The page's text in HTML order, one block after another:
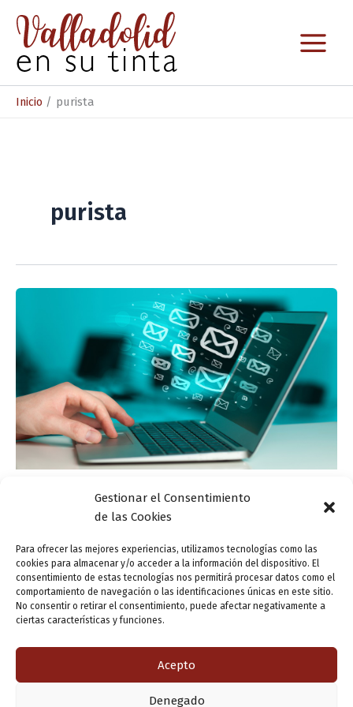
Gestionar el Consentimiento
de las Cookies
Para ofrecer las mejores experiencias, utilizamos tecnologías como las
cookies para almacenar y/o acceder a la información del dispositivo. El
consentimiento de estas tecnologías nos permitirá procesar datos como el
comportamiento de navegación o las identificaciones únicas en este sitio.
No consentir o retirar el consentimiento, puede afectar negativamente a
ciertas características y funciones.
Acepto
Denegado
contenido
Inicio purista
purista
¿Eres un purista?
ensutinta/11 diciembre, 2017
Purista: 2.ª- Que, al hablar o escribir, evita
conscientemente los extranjerismos y neologismos que
juzga innecesarios, o defiende esta actitud. Y haberlos